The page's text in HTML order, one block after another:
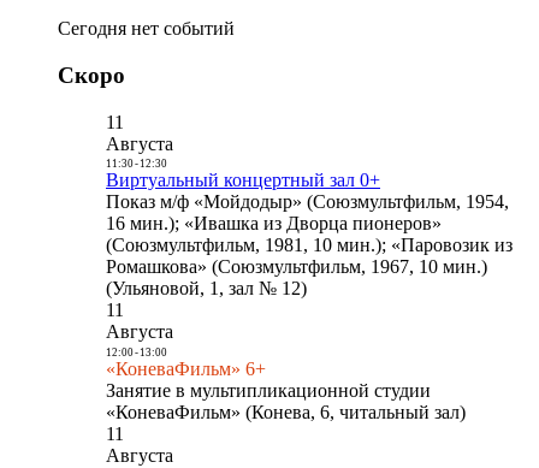
Сегодня нет событий
Скоро
11
Августа
11:30- 12:30
Виртуальный концертный зал 0+
Показ м/ф «Мойдодыр» (Союзмультфильм, 1954,
16 мин.); «Ивашка из Дворца пионеров»
(Союзмультфильм, 1981, 10 мин.); «Паровозик из
Ромашкова» (Союзмультфильм, 1967, 10 мин.)
(Ульяновой, 1, зал № 12)
11
Августа
12:00- 13:00
«КоневаФильм» 6+
Занятие в мультипликационной студии
«КоневаФильм» (Конева, 6, читальный зал)
11
Августа